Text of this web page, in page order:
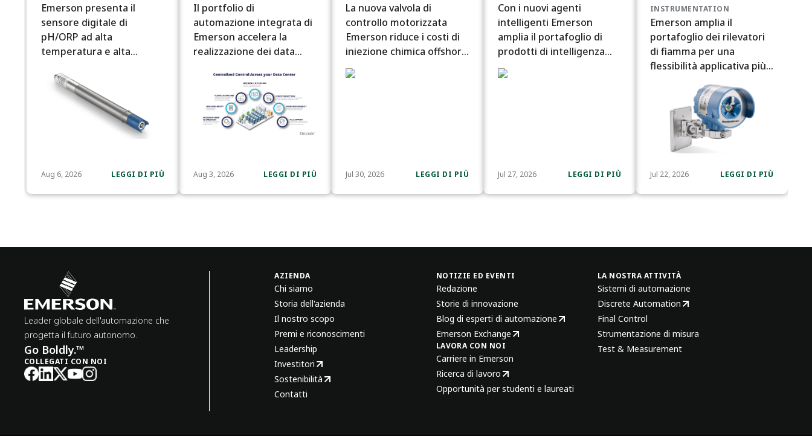
Emerson presenta il
sensore digitale di
pH/ORP ad alta
temperatura e alta
di processo difficili
Aug 6, 2026 LEGGI DI PIÙ
Il portfolio di
automazione integrata di
Emerson accelera la
realizzazione dei data
Artificiale
Aug 3, 2026 LEGGI DI PIÙ
La nuova valvola di
controllo motorizzata
Emerson riduce i costi di
iniezione chimica offshore
per le raffinerie
Jul 30, 2026 LEGGI DI PIÙ
Con i nuovi agenti
intelligenti Emerson
amplia il portafoglio di
prodotti di intelligenza
artificiale Ovation
Jul 27, 2026 LEGGI DI PIÙ
INSTRUMENTATION
Emerson amplia il
portafoglio dei rilevatori
di fiamma per una
flessibilità applicativa più
Jul 22, 2026 LEGGI DI PIÙ
Leader globale dell'automazione che
progetta il futuro autonomo.
Go Boldly.™
COLLEGATI CON NOI
AZIENDA
Chi siamo
Storia dell'azienda
Il nostro scopo
Premi e riconoscimenti
Leadership
Investitori
Sostenibilità
Contatti
NOTIZIE ED EVENTI
Redazione
Storie di innovazione
Blog di esperti di automazione
Emerson Exchange
LAVORA CON NOI
Carriere in Emerson
Ricerca di lavoro
Opportunità per studenti e laureati
LA NOSTRA ATTIVITÀ
Sistemi di automazione
Discrete Automation
Final Control
Strumentazione di misura
Test & Measurement